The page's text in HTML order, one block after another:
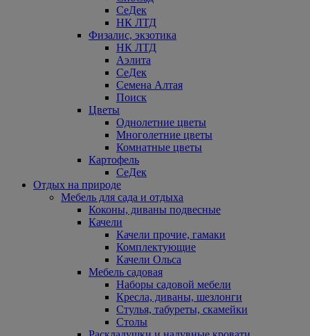
СеДек
НК ЛТД
Физалис, экзотика
НК ЛТД
Аэлита
СеДек
Семена Алтая
Поиск
Цветы
Однолетние цветы
Многолетние цветы
Комнатные цветы
Картофель
СеДек
Отдых на природе
Мебель для сада и отдыха
Коконы, диваны подвесные
Качели
Качели прочие, гамаки
Комплектующие
Качели Ольса
Мебель садовая
Наборы садовой мебели
Кресла, диваны, шезлонги
Стулья, табуреты, скамейки
Столы